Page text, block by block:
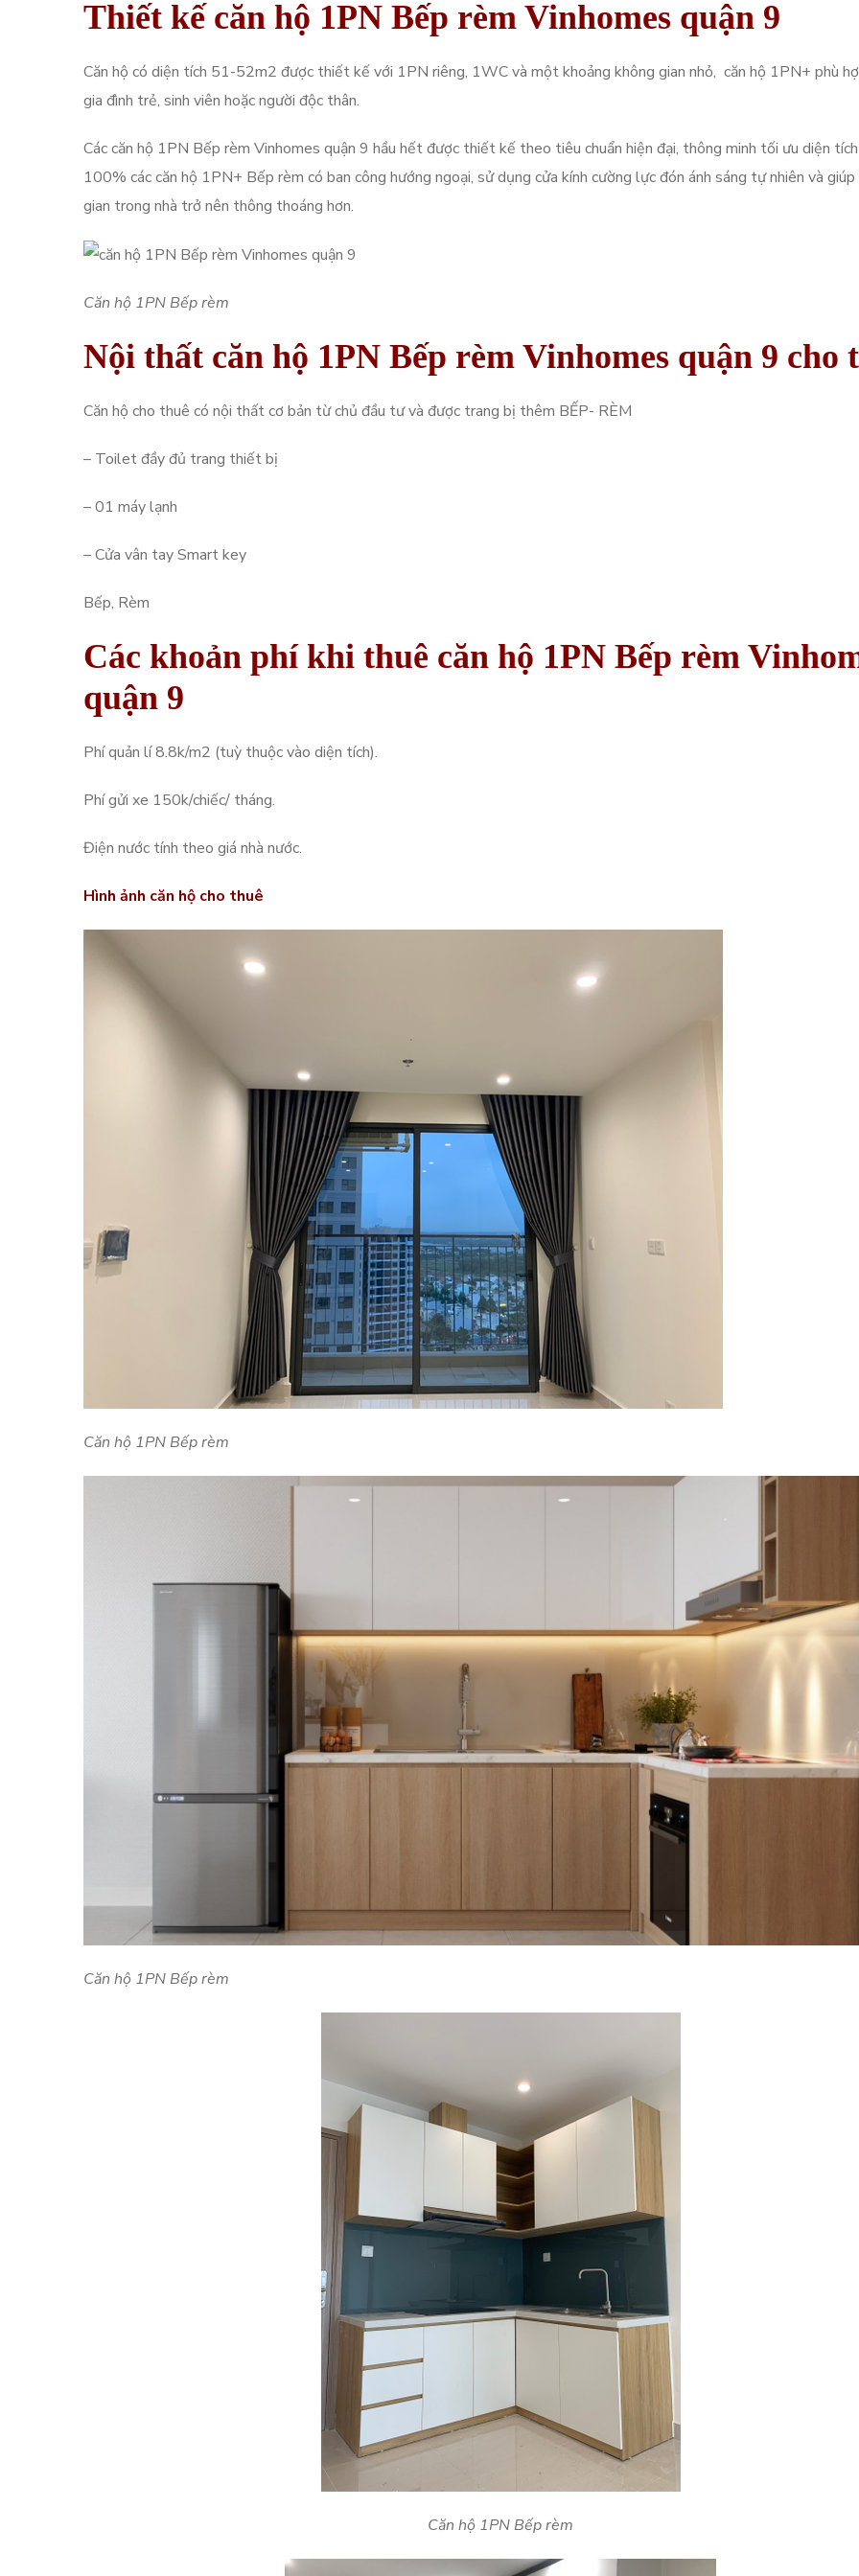
Thiết kế căn hộ 1PN Bếp rèm Vinhomes quận 9
Căn hộ có diện tích 51-52m2 được thiết kế với 1PN riêng, 1WC và một khoảng không gian nhỏ, căn hộ 1PN+ phù
gia đình trẻ, sinh viên hoặc người độc thân.
Các căn hộ 1PN Bếp rèm Vinhomes quận 9 hầu hết được thiết kế theo tiêu chuẩn hiện đại, thông minh tối ưu diện
100% các căn hộ 1PN+ Bếp rèm có ban công hướng ngoại, sử dụng cửa kính cường lực đón ánh sáng tự nhiên và
gian trong nhà trở nên thông thoáng hơn.
Căn hộ 1PN Bếp rèm
Nội thất căn hộ 1PN Bếp rèm Vinhomes quận 9 cho
Căn hộ cho thuê có nội thất cơ bản từ chủ đầu tư và được trang bị thêm BẾP- RÈM
– Toilet đầy đủ trang thiết bị
– 01 máy lạnh
– Cửa vân tay Smart key
Bếp, Rèm
Các khoản phí khi thuê căn hộ 1PN Bếp rèm
quận 9
Phí quản lí 8.8k/m2 (tuỳ thuộc vào diện tích).
Phí gửi xe 150k/chiếc/ tháng.
Điện nước tính theo giá nhà nước.
Hình ảnh căn hộ cho thuê
Căn hộ 1PN Bếp rèm
Căn hộ 1PN Bếp rèm
Căn hộ 1PN Bếp rèm